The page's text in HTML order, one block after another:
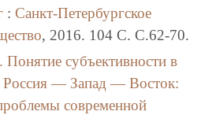
: Санкт-Петербургское
, 2016. 104 C. C.62-70.
Понятие субъективности в
Россия — Запад — Восток:
современной